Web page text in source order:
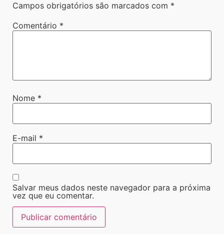
Campos obrigatórios são marcados com *
Comentário *
Nome *
E-mail *
Salvar meus dados neste navegador para a próxima
vez que eu comentar.